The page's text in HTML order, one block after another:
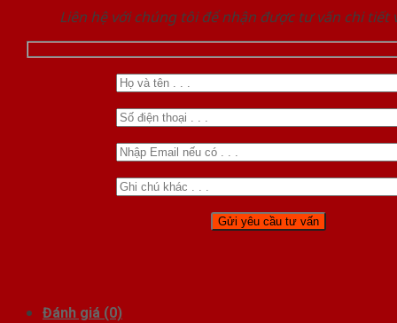
Liên hệ với chúng tôi để nhận được tư vấn chi tiết
Đánh giá (0)